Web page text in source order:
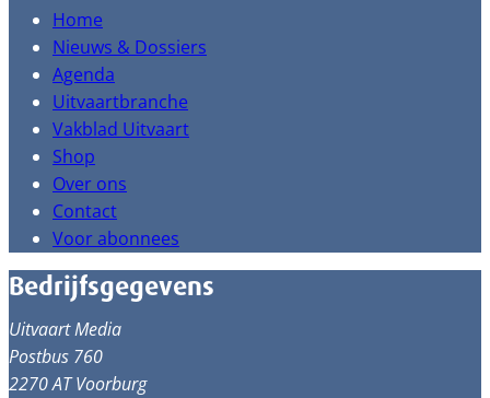
Home
Nieuws & Dossiers
Agenda
Uitvaartbranche
Vakblad Uitvaart
Shop
Over ons
Contact
Voor abonnees
Bedrijfsgegevens
Uitvaart Media
Postbus 760
2270 AT Voorburg